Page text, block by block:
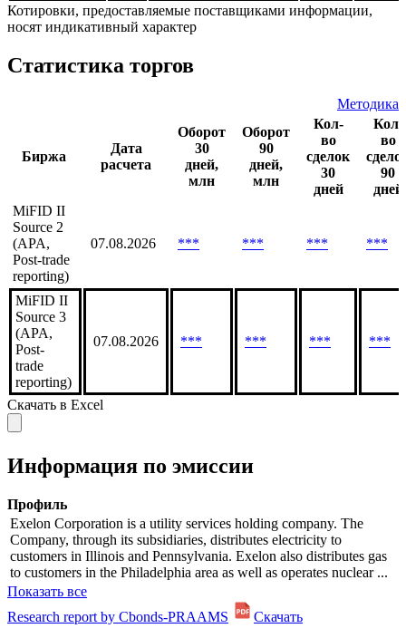
Котировки, предоставляемые поставщиками информации,
носят индикативный характер
Статистика торгов
Методика
Биржа
Дата
расчета
Оборот
30
дней,
млн
Оборот
90
дней,
млн
Кол-
во
сделок
30
дней
Кол-
во
90
дней
MiFID II
Source 2
(APA,
Post-trade
reporting)
07.08.2026 *** *** *** ***
MiFID II
Source 3
(APA,
Post-
trade
reporting)
07.08.2026 *** *** *** ***
Скачать в Excel
Информация по эмиссии
Профиль
Exelon Corporation is a utility services holding company. The
Company, through its subsidiaries, distributes electricity to
customers in Illinois and Pennsylvania. Exelon also distributes gas
to customers in the Philadelphia area as well as operates nuclear ...
Показать все
Research report by Cbonds-PRAAMS
Скачать